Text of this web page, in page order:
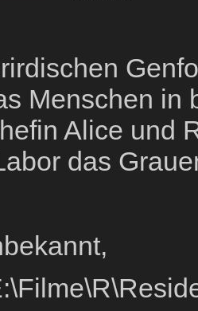
Menschen in
Alice und
das